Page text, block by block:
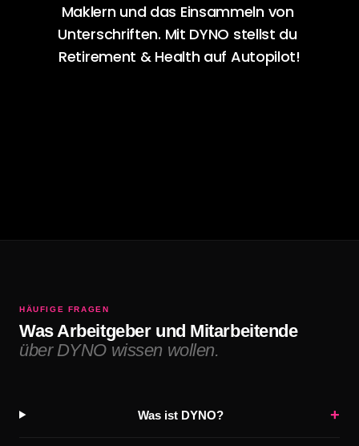
Maklern und das Einsammeln von
Unterschriften. Mit DYNO stellst du
Retirement & Health auf Autopilot!
HÄUFIGE FRAGEN
Was Arbeitgeber und Mitarbeitende
über DYNO wissen wollen.
Was ist DYNO? +